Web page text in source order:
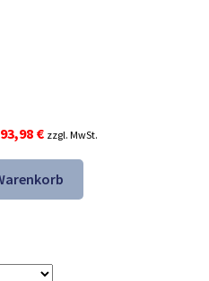
Ursprünglicher
€
93,98 €Aktueller
Preis
ist:
93,98 €.
zzgl. MwSt.